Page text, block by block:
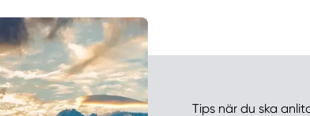
Tips när du ska